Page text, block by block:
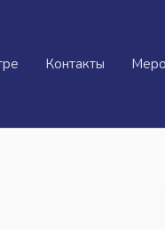
Контакты